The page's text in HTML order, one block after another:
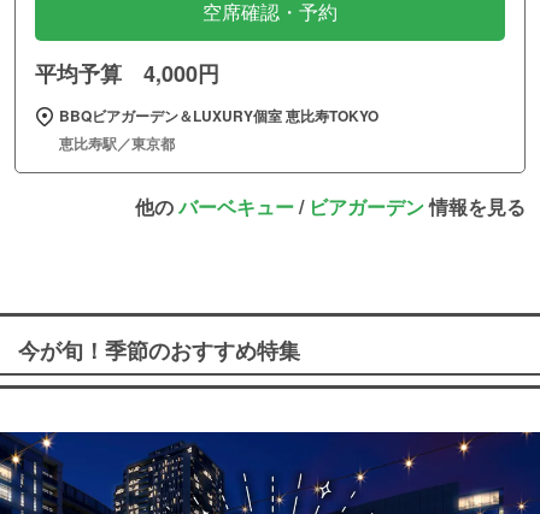
空席確認・予約
平均予算 4,000円
BBQビアガーデン＆LUXURY個室 恵比寿TOKYO
恵比寿駅／東京都
他のバーベキュー/ ビアガーデン情報を見る
今が旬！季節のおすすめ特集